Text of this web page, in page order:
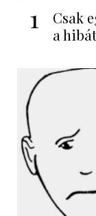
1
Csak
a